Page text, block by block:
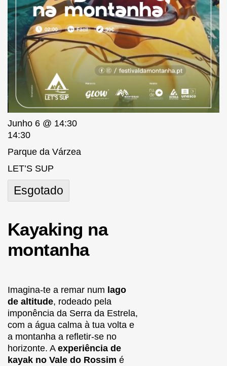
Kayaking na
montanha
Imagina-te a remar num lago
de altitude, rodeado pela
imponência da Serra da Estrela,
com a água calma à tua volta e
a montanha a refletir-se no
horizonte. A experiência de
kayak no Vale do Rossim é
Junho 6 @ 14:30
14:30
Parque da Várzea
LET’S SUP
Esgotado